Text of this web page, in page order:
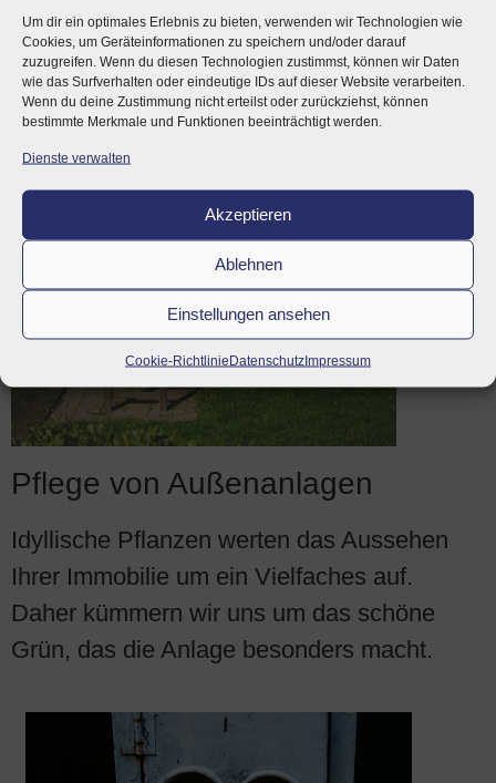
Um dir ein optimales Erlebnis zu bieten, verwenden wir Technologien wie
Cookies, um Geräteinformationen zu speichern und/oder darauf
zuzugreifen. Wenn du diesen Technologien zustimmst, können wir Daten
wie das Surfverhalten oder eindeutige IDs auf dieser Website verarbeiten.
Wenn du deine Zustimmung nicht erteilst oder zurückziehst, können
bestimmte Merkmale und Funktionen beeinträchtigt werden.
Dienste verwalten
Akzeptieren
Ablehnen
Einstellungen ansehen
Cookie-RichtlinieDatenschutzImpressum
Damit Ihre Kunden sich auch im Winter
über Ihre Anlagen bewegen können,
garantieren wir Ihnen einen
hervorragenden Winterdienst.
Pflege von Außenanlagen
Idyllische Pflanzen werten das Aussehen
Ihrer Immobilie um ein Vielfaches auf.
Daher kümmern wir uns um das schöne
Grün, das die Anlage besonders macht.